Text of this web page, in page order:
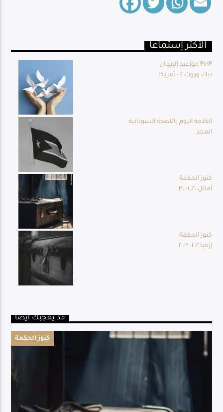
الأكثر إستماعا
مواعيد الإيمان PinP
نيك وروث ٤ – أمريكا
الكلمة اليوم باللهجة السودانية
المجد
كنوز الحكمة
أمثال ٢٠: ١- ٣٠
كنوز الحكمة
إرميا ٢: ١- ٣: ٢
قد يعجبك أيضا
كنوز الحكمة